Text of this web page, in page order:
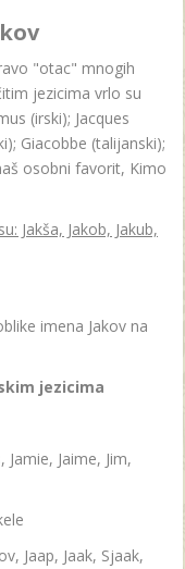
"otac" mnogih
jezicima vrlo su
(irski); Jacques
Giacobbe (talijanski);
osobni favorit, Kimo
Jakša, Jakob, Jakub,
imena Jakov na
jezicima
Jamie, Jaime, Jim,
Jaap, Jaak, Sjaak,